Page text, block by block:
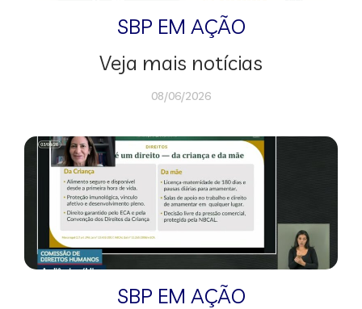
SBP EM AÇÃO
Veja mais notícias
08/06/2026
SBP EM AÇÃO